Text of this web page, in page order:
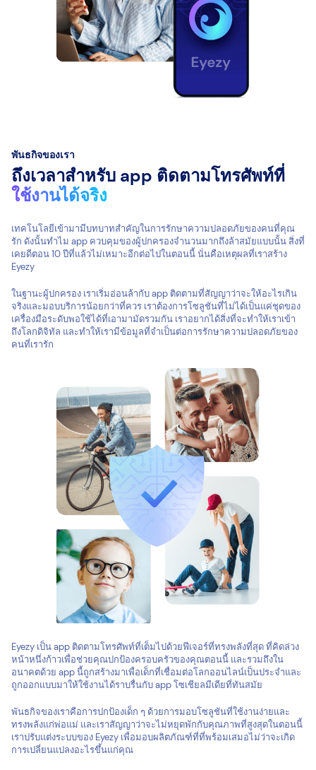
พันธกิจของเรา
ถึงเวลาสำหรับ app ติดตามโทรศัพท์ที่
ใช้งานได้จริง
เทคโนโลยีเข้ามามีบทบาทสำคัญในการรักษาความปลอดภัยของคนที่คุณ
รัก ดังนั้นทำไม app ควบคุมของผู้ปกครองจำนวนมากถึงล้าสมัยแบบนั้น สิ่งที่
เคยดีตอน 10 ปีที่แล้วไม่เหมาะอีกต่อไปในตอนนี้ นั่นคือเหตุผลที่เราสร้าง
Eyezy
ในฐานะผู้ปกครอง เราเริ่มอ่อนล้ากับ app ติดตามที่สัญญาว่าจะให้อะไรเกิน
จริงและมอบบริการน้อยกว่าที่ควร เราต้องการโซลูชันที่ไม่ได้เป็นแค่ชุดของ
เครื่องมือระดับพอใช้ได้ที่เอามามัดรวมกัน เราอยากได้สิ่งที่จะทำให้เราเข้า
ถึงโลกดิจิทัล และทำให้เรามีข้อมูลที่จำเป็นต่อการรักษาความปลอดภัยของ
คนที่เรารัก
Eyezy เป็น app ติดตามโทรศัพท์ที่เต็มไปด้วยฟีเจอร์ที่ทรงพลังที่สุด ที่คิดล่วง
หน้าหนึ่งก้าวเพื่อช่วยคุณปกป้องครอบครัวของคุณตอนนี้ และรวมถึงใน
อนาคตด้วย app นี้ถูกสร้างมาเพื่อเด็กที่เชื่อมต่อโลกออนไลน์เป็นประจำและ
ถูกออกแบบมาให้ใช้งานได้ราบรื่นกับ app โซเชียลมีเดียที่ทันสมัย
พันธกิจของเราคือการปกป้องเด็ก ๆ ด้วยการมอบโซลูชันที่ใช้งานง่ายและ
ทรงพลังแก่พ่อแม่ และเราสัญญาว่าจะไม่หยุดพักกับคุณภาพที่สูงสุดในตอนนี้
เราปรับแต่งระบบของ Eyezy เพื่อมอบผลิตภัณฑ์ที่ที่พร้อมเสมอไม่ว่าจะเกิด
การเปลี่ยนแปลงอะไรขึ้นแก่คุณ